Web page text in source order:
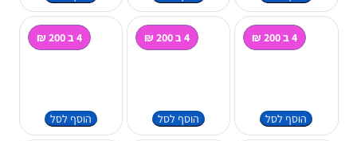
4 ב 200 ₪
הוסף לסל
4 ב 200 ₪
הוסף לסל
4 ב 200 ₪
הוסף לסל